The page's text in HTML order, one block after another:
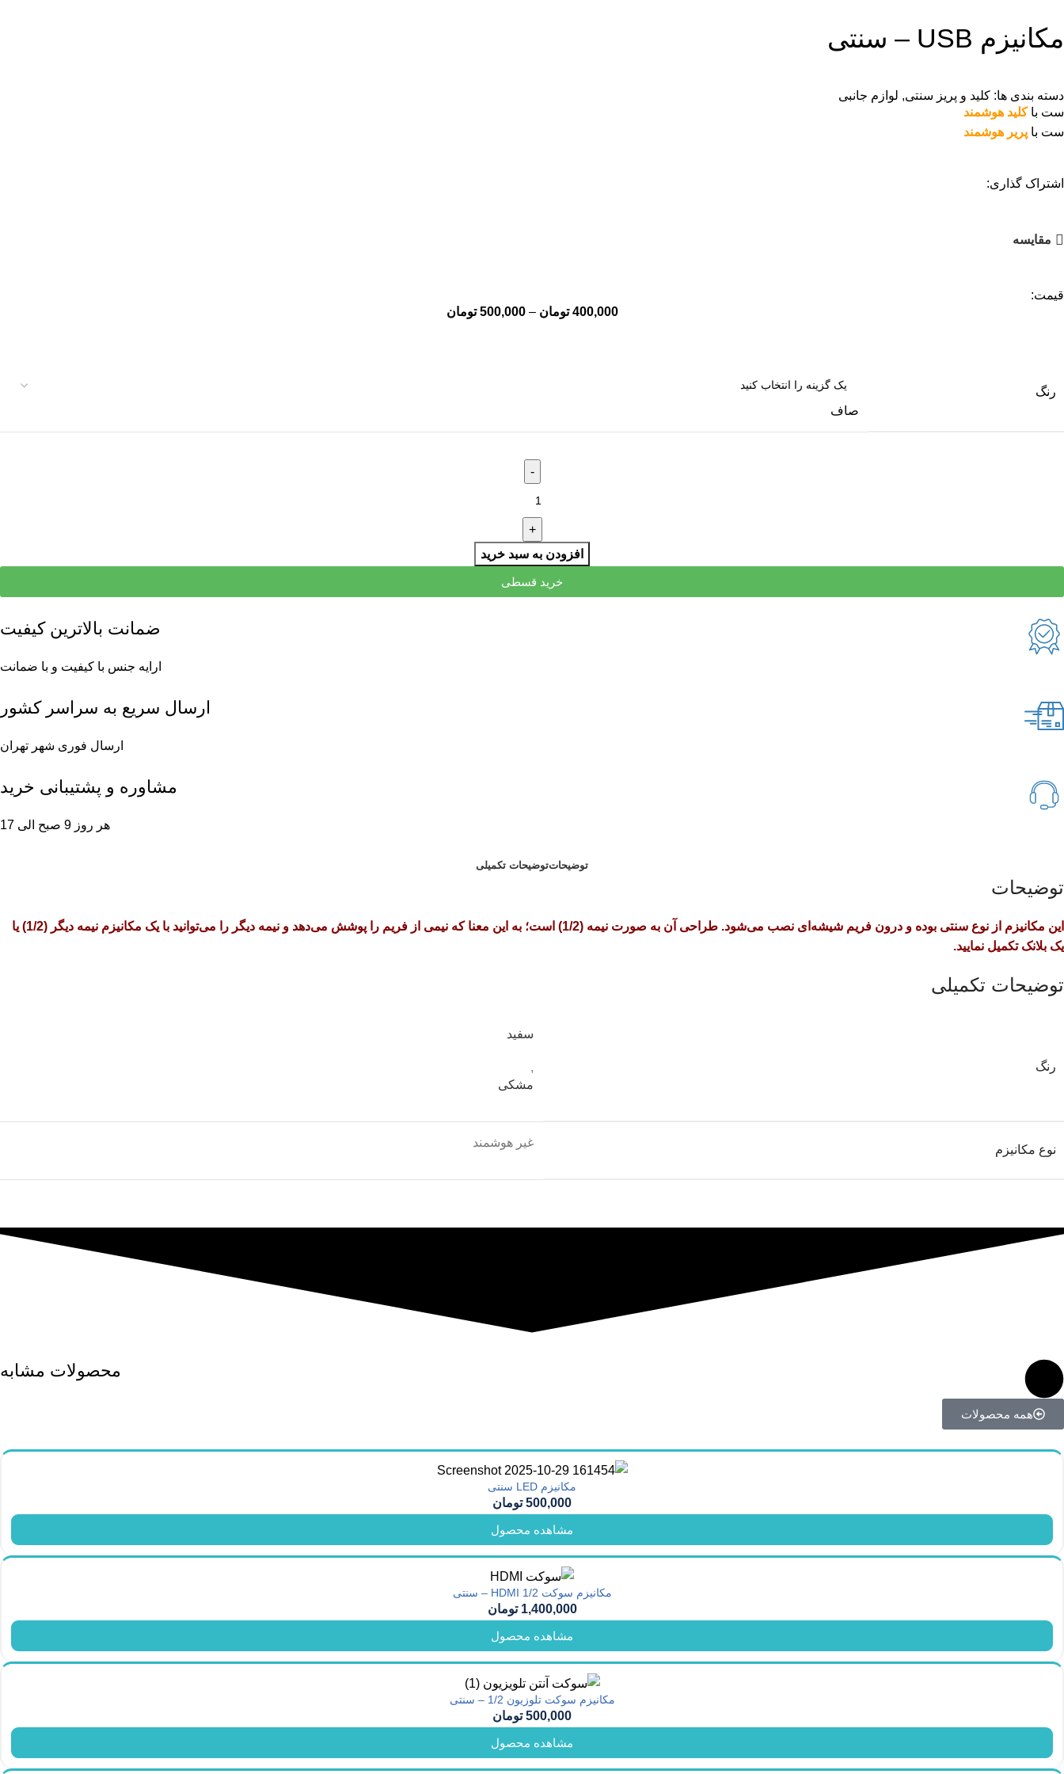
مکانیزم USB – سنتی
دسته بندی ها: کلید و پریز سنتی, لوازم جانبی
ست باکلید هوشمند
ست با پریر هوشمند
اشتراک گذاری:
مقایسه
قیمت:
400,000 تومان –
500,000 تومان
رنگ
صاف
افزودن به سبد خرید
خرید قسطی
ضمانت بالاترین کیفیت
ارایه جنس با کیفیت و با ضمانت
ارسال سریع به سراسر کشور
ارسال فوری شهر تهران
مشاوره و پشتیبانی خرید
هر روز 9 صبح الی 17
توضیحاتتوضیحات تکمیلی
توضیحات
این مکانیزم از نوع سنتی بوده و درون فریم شیشه‌ای نصب می‌شود. طراحی آن به صورت نیمه (1/2) است؛ به این معنا که نیمی از فریم را پوشش می‌دهد و نیمه دیگر را می‌توانید با یک مکانیزم نیمه دیگر (1/2) یا
یک بلانک تکمیل نمایید.
توضیحات تکمیلی
رنگ
سفید
,
مشکی
نوع مکانیزم
غیر هوشمند
محصولات مشابه
همه محصولات
مکانیزم LED سنتی
500,000 تومان
مشاهده محصول
مکانیزم سوکت HDMI 1/2 – سنتی
1,400,000 تومان
مشاهده محصول
مکانیزم سوکت تلوزیون 1/2 – سنتی
500,000 تومان
مشاهده محصول